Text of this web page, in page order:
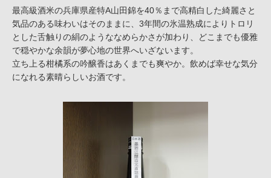
最高級酒米の兵庫県産特A山田錦を40％まで高精白した綺麗さと
気品のある味わいはそのままに、3年間の氷温熟成によりトロリ
とした舌触りの絹のようななめらかさが加わり、どこまでも優雅
で穏やかな余韻が夢心地の世界へいざないます。
立ち上る柑橘系の吟醸香はあくまでも爽やか。飲めば幸せな気分
になれる素晴らしいお酒です。